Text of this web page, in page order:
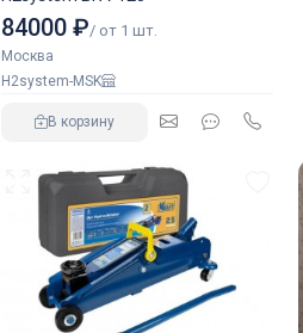
84000 ₽/ от 1 шт.
Москва
H2system-MSK
В корзину